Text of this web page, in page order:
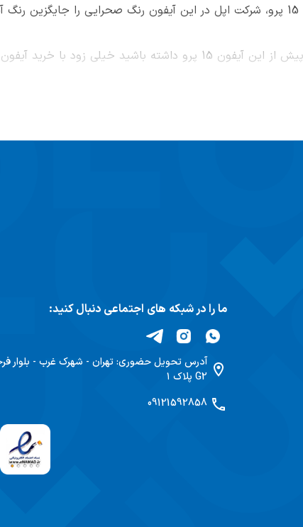
از نظر رنگ بدنه، آیفون 16 پرو دارای رنگ‌های خاص و منحصر به فردی است. نسبت به آیفون 15 پرو، شرکت اپل در این آیفون رنگ
ما را در شبکه های اجتماعی دنبال کنید:
آدرس تحویل حضوری:تهران - شهرک غرب - بلوار
G2 پلاک ۱
09121592858